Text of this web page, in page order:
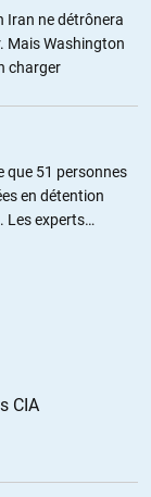
confinés
» en 78
par rapport a
Iran ne détrônera
Mais Washington
charger
que 51 personnes
en détention
Les experts
CIA